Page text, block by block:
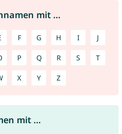
mit ...
F G H I J
P Q R S T
X Y Z
mit ...